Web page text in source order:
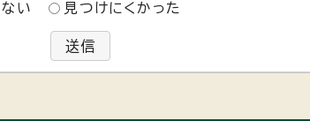
い 見つけにくかった
送信